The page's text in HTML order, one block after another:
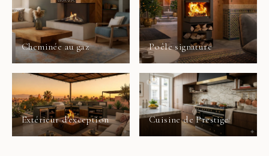
Cheminée au gaz Poêle signature
Extérieur d'exception Cuisine de Prestige